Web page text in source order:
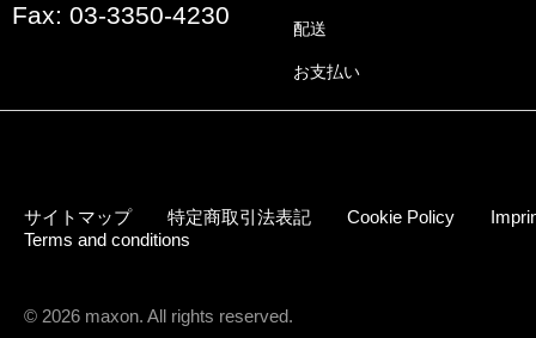
Fax: 03-3350-4230
配送
お支払い
サイトマップ 特定商取引法表記 Cookie Policy
Terms and conditions
© 2026 maxon. All rights reserved.